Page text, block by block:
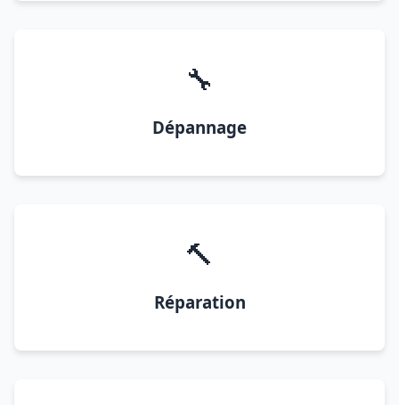
🔧
Dépannage
🔨
Réparation